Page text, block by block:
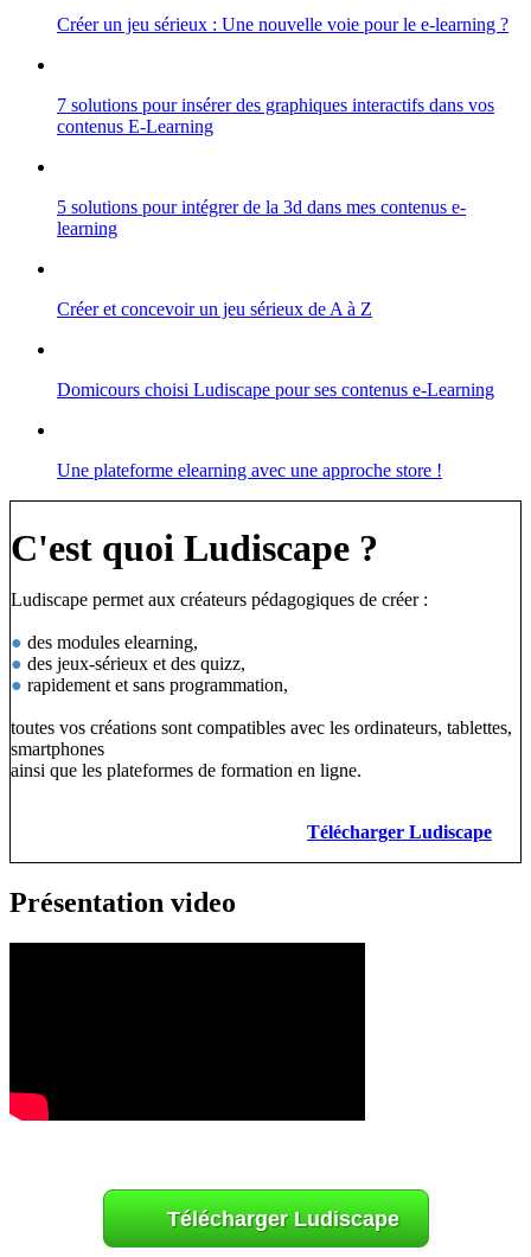
Créer un jeu sérieux : Une nouvelle voie pour le e-learning ?
7 solutions pour insérer des graphiques interactifs dans vos
contenus E-Learning
5 solutions pour intégrer de la 3d dans mes contenus e-
learning
Créer et concevoir un jeu sérieux de A à Z
Domicours choisi Ludiscape pour ses contenus e-Learning
Une plateforme elearning avec une approche store !
C'est quoi Ludiscape ?
Ludiscape permet aux créateurs pédagogiques de créer :
● des modules elearning,
● des jeux-sérieux et des quizz,
● rapidement et sans programmation,
toutes vos créations sont compatibles avec les ordinateurs, tablettes,
smartphones
ainsi que les plateformes de formation en ligne.
Télécharger Ludiscape
Présentation video
Télécharger Ludiscape